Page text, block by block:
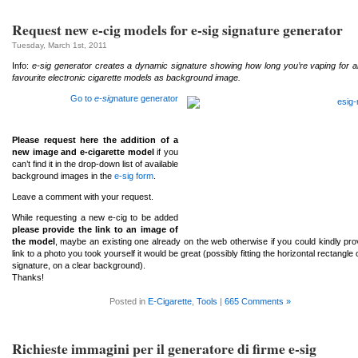
Request new e-cig models for e-sig signature generator
Tuesday, March 1st, 2011
Info: e-sig generator creates a dynamic signature showing how long you’re vaping for
favourite electronic cigarette models as background image.
Go to e-signature generator
Please request here the addition of a
new image and e-cigarette modelif you
can’t find it in the drop-down list of available
background images in the e-sig form
Leave a comment with your request.
While requesting a new e-cig to be added
please provide the link to an image of
the model, maybe an existing one already on the web otherwise if you could kindly
link to a photo you took yourself it would be great (possibly fitting the horizontal rectangle
signature, on a clear background).
Thanks!
Posted in E-Cigarette, Tools | 665 Comments »
Richieste immagini per il generatore di firme e-sig